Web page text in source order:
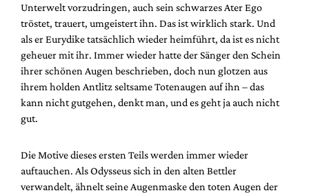
Unterwelt vorzudringen, auch sein schwarzes Ater Ego
tröstet, trauert, umgeistert ihn. Das ist wirklich stark. Und
als er Eurydike tatsächlich wieder heimführt, da ist es nicht
geheuer mit ihr. Immer wieder hatte der Sänger den Schein
ihrer schönen Augen beschrieben, doch nun glotzen aus
ihrem holden Antlitz seltsame Totenaugen auf ihn – das
kann nicht gutgehen, denkt man, und es geht ja auch nicht
gut.
Die Motive dieses ersten Teils werden immer wieder
auftauchen. Als Odysseus sich in den alten Bettler
verwandelt, ähnelt seine Augenmaske den toten Augen der